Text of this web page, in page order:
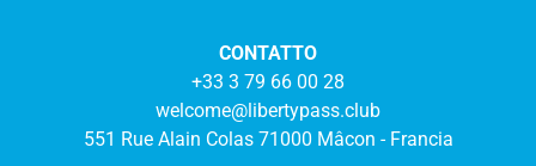
CONTATTO
+33 3 79 66 00 28
welcome@libertypass.club
551 Rue Alain Colas 71000 Mâcon - Francia